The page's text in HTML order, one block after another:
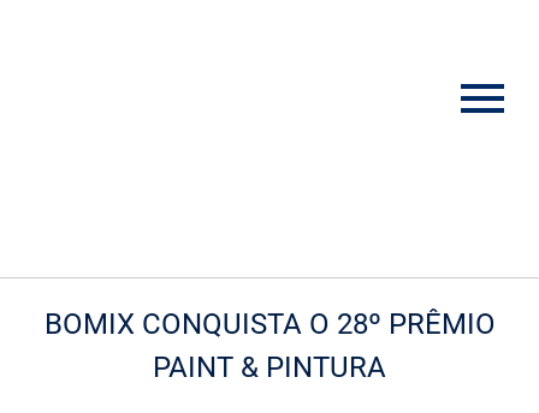
BOMIX CONQUISTA O 28º PRÊMIO
PAINT & PINTURA